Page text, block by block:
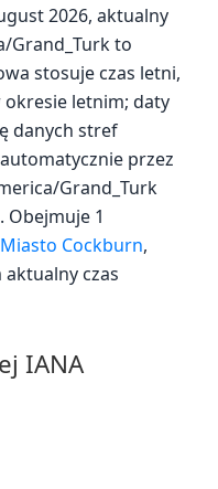
2026, aktualny
Grand_Turk to
stosuje czas letni,
okresie letnim; daty
danych stref
przez
Grand_Turk
. Obejmuje 1
Miasto Cockburn,
czas
IANA